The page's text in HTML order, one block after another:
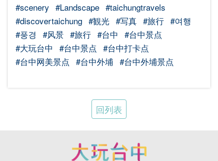
#scenery #Landscape #taichungtravels
#discovertaichung #観光 #写真 #旅行 #여행
#풍경 #风景 #旅行 #台中 #台中景点
#大玩台中 #台中景点 #台中打卡点
#台中网美景点 #台中外埔 #台中外埔景点
回列表